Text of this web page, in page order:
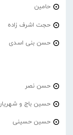
حامین
حجت اشرف زاده
حسن بنی اسدی
حسن نصر
حسین باج و شهریار
حسین حسینی